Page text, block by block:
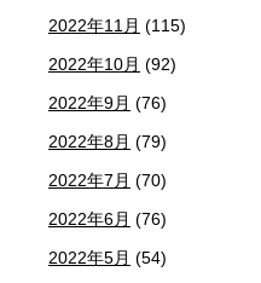
2022年11月 (115)
2022年10月 (92)
2022年9月 (76)
2022年8月 (79)
2022年7月 (70)
2022年6月 (76)
2022年5月 (54)